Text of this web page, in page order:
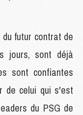
futur contrat de
jours, sont déjà
sont confiantes
de celui qui s'est
du PSG de